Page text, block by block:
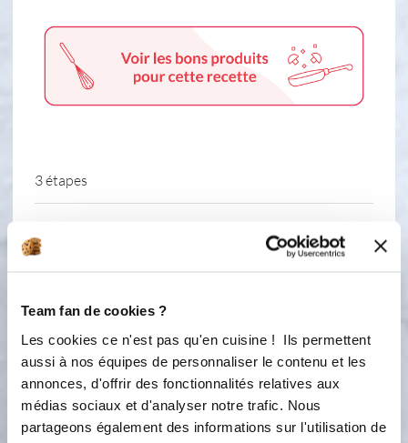
Team fan de cookies ?
Les cookies ce n'est pas qu'en cuisine ! Ils permettent
aussi à nos équipes de personnaliser le contenu et les
annonces, d'offrir des fonctionnalités relatives aux
médias sociaux et d'analyser notre trafic. Nous
partageons également des informations sur l'utilisation de
3 étapes
Pelez- epepinez et coupez les pommes
dans le moule (ici 17 cm). Mélangez
avec les amandes effilées.
2
Préparer le crumble avec les autres
ingrédients et parsemez sur le dessus
de toutes les pommes.